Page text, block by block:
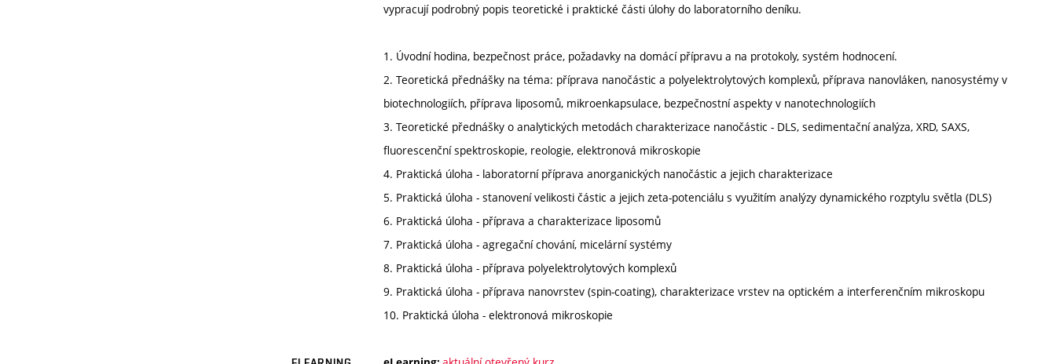
vypracují podrobný popis teoretické i praktické části úlohy do laboratorního deníku.
1. Úvodní hodina, bezpečnost práce, požadavky na domácí přípravu a na protokoly, systém hodnocení.
2. Teoretická přednášky na téma: příprava nanočástic a polyelektrolytových komplexů, příprava nanovláken, nanosystémy v
biotechnologiích, příprava liposomů, mikroenkapsulace, bezpečnostní aspekty v nanotechnologiích
3. Teoretické přednášky o analytických metodách charakterizace nanočástic - DLS, sedimentační analýza, XRD, SAXS,
fluorescenční spektroskopie, reologie, elektronová mikroskopie
4. Praktická úloha - laboratorní příprava anorganických nanočástic a jejich charakterizace
5. Praktická úloha - stanovení velikosti částic a jejich zeta-potenciálu s využitím analýzy dynamického rozptylu světla (DLS)
6. Praktická úloha - příprava a charakterizace liposomů
7. Praktická úloha - agregační chování, micelární systémy
8. Praktická úloha - příprava polyelektrolytových komplexů
9. Praktická úloha - příprava nanovrstev (spin-coating), charakterizace vrstev na optickém a interferenčním mikroskopu
10. Praktická úloha - elektronová mikroskopie